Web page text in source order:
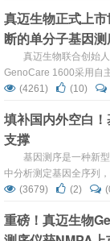
生物多样性保护、农牧
见证了科研工作者与患
到了用户对于NGS技术
真迈生物正式上
断的单分子基因
床诊断时代
真迈生物联合创始
GenoCare 1600采用自
面荧光测序技术
简便、自动分析等优势
了测序成本和检测周期
供便捷高效的解决方案
(4261) (10)
填补国内外空白
支撑
基因测序是一种新
中分析测定基因全序列
的行为特征及行为合理
研究演变到临床使用，
界的技术。 填补了空白
(3679) (2)
重磅！真迈生物